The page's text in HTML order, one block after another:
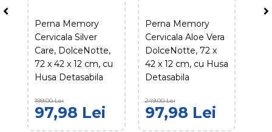
Perna Memory
Cervicala Silver
Care, DolceNotte,
72 x 42 x 12 cm, cu
Husa Detasabila
199,00 Lei
97,98 Lei
Perna Memory
Cervicala Aloe Vera
DolceNotte, 72 x
42 x 12 cm, cu Husa
Detasabila
249,00 Lei
97,98 Lei